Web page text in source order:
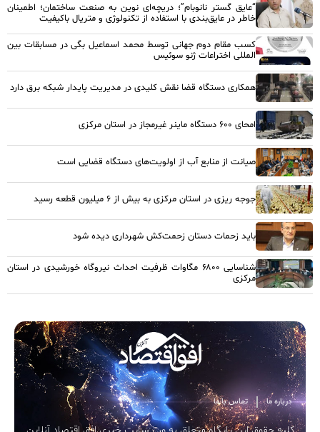
“عایق گستر نانوبام”؛ دریچه‌ای نوین به صنعت ساختمان؛ اطمینان
خاطر در عایق‌بندی با استفاده از تکنولوژی و متریال باکیفیت
کسب مقام دوم جهانی توسط محمد اسماعیل بگی در مسابقات بین
المللی اختراعات ژنو سوئیس
همکاری دستگاه قضا نقش کلیدی در مدیریت پایدار شبکه برق دارد
امحای ۶۰۰ دستگاه ماینر غیرمجاز در استان مرکزی
صیانت از منابع آب از اولویت‌های دستگاه قضایی است
جوجه ریزی در استان مرکزی به بیش از ۶ میلیون قطعه رسید
باید زحمات دستان زحمت‌کش شهرداری دیده شود
شناسایی ۶۸۰۰ مگاوات ظرفیت احداث نیروگاه خورشیدی در استان
مرکزی
درباره ما تماس با ما